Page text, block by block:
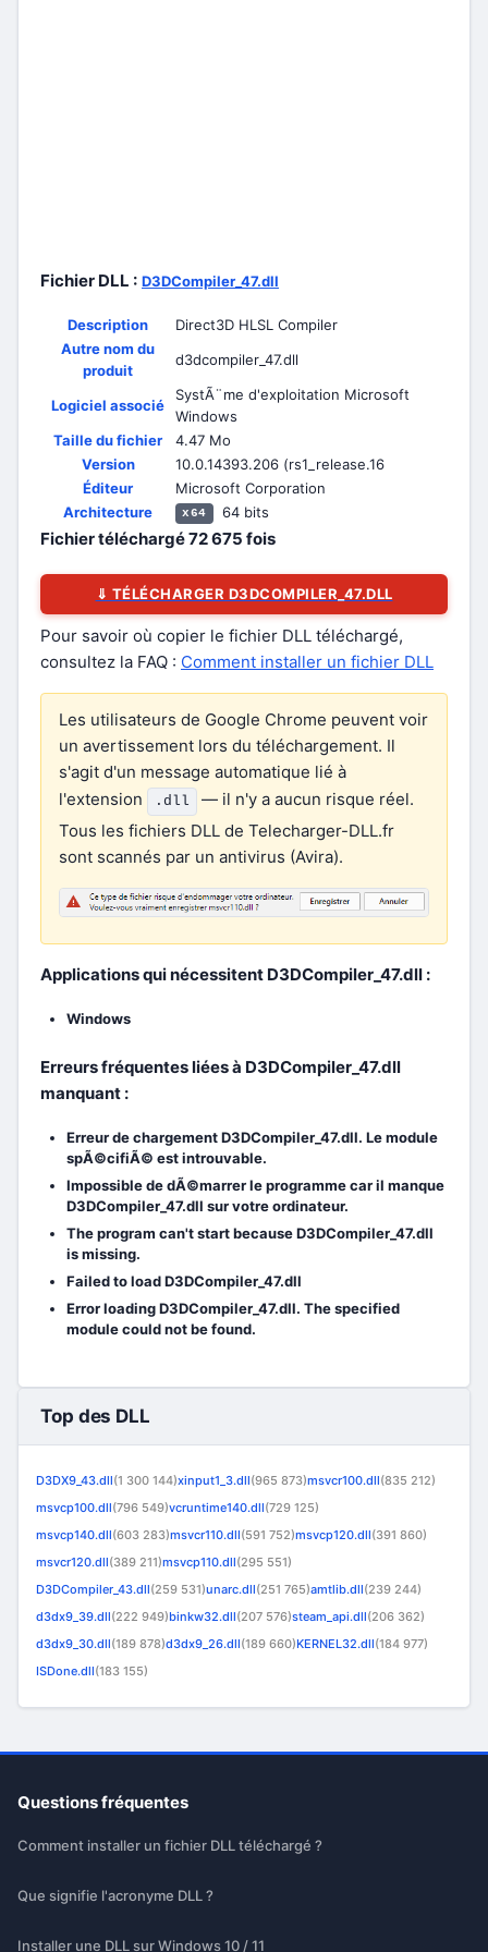
Fichier DLL : D3DCompiler_47.dll
Description
Direct3D HLSL Compiler
Autre nom du
produit
d3dcompiler_47.dll
Logiciel associé
SystÃ¨me d'exploitation Microsoft
Windows
Taille du fichier
4.47 Mo
Version
10.0.14393.206 (rs1_release.16
Éditeur
Microsoft Corporation
Architecture
x64 64 bits
Fichier téléchargé72 675 fois
⇓ TÉLÉCHARGER D3DCOMPILER_47.DLL
Pour savoir où copier le fichier DLL téléchargé,
consultez la FAQ : Comment installer un fichier DLL
Les utilisateurs de Google Chrome peuvent voir
un avertissement lors du téléchargement. Il
s'agit d'un message automatique lié à
l'extension
.dll
— il n'y a aucun risque réel.
Tous les fichiers DLL de Telecharger-DLL.fr
sont scannés par un antivirus (Avira).
Applications qui nécessitent D3DCompiler_47.dll :
Windows
Erreurs fréquentes liées à D3DCompiler_47.dll
manquant :
Erreur de chargement D3DCompiler_47.dll. Le module
spÃ©cifiÃ© est introuvable.
Impossible de dÃ©marrer le programme car il manque
D3DCompiler_47.dll sur votre ordinateur.
The program can't start because D3DCompiler_47.dll
is missing.
Failed to load D3DCompiler_47.dll
Error loading D3DCompiler_47.dll. The specified
module could not be found.
Top des DLL
D3DX9_43.dll(1 300 144)xinput1_3.dll(965 873)msvcr100.dll(835 212)
msvcp100.dll(796 549)vcruntime140.dll(729 125)
msvcp140.dll(603 283)msvcr110.dll(591 752)msvcp120.dll(391 860)
msvcr120.dll(389 211)msvcp110.dll(295 551)
D3DCompiler_43.dll(259 531)unarc.dll(251 765)amtlib.dll(239 244)
d3dx9_39.dll(222 949)binkw32.dll(207 576)steam_api.dll(206 362)
d3dx9_30.dll(189 878)d3dx9_26.dll(189 660)KERNEL32.dll(184 977)
ISDone.dll(183 155)
Questions fréquentes
Comment installer un fichier DLL téléchargé ?
Que signifie l'acronyme DLL ?
Installer une DLL sur Windows 10 / 11